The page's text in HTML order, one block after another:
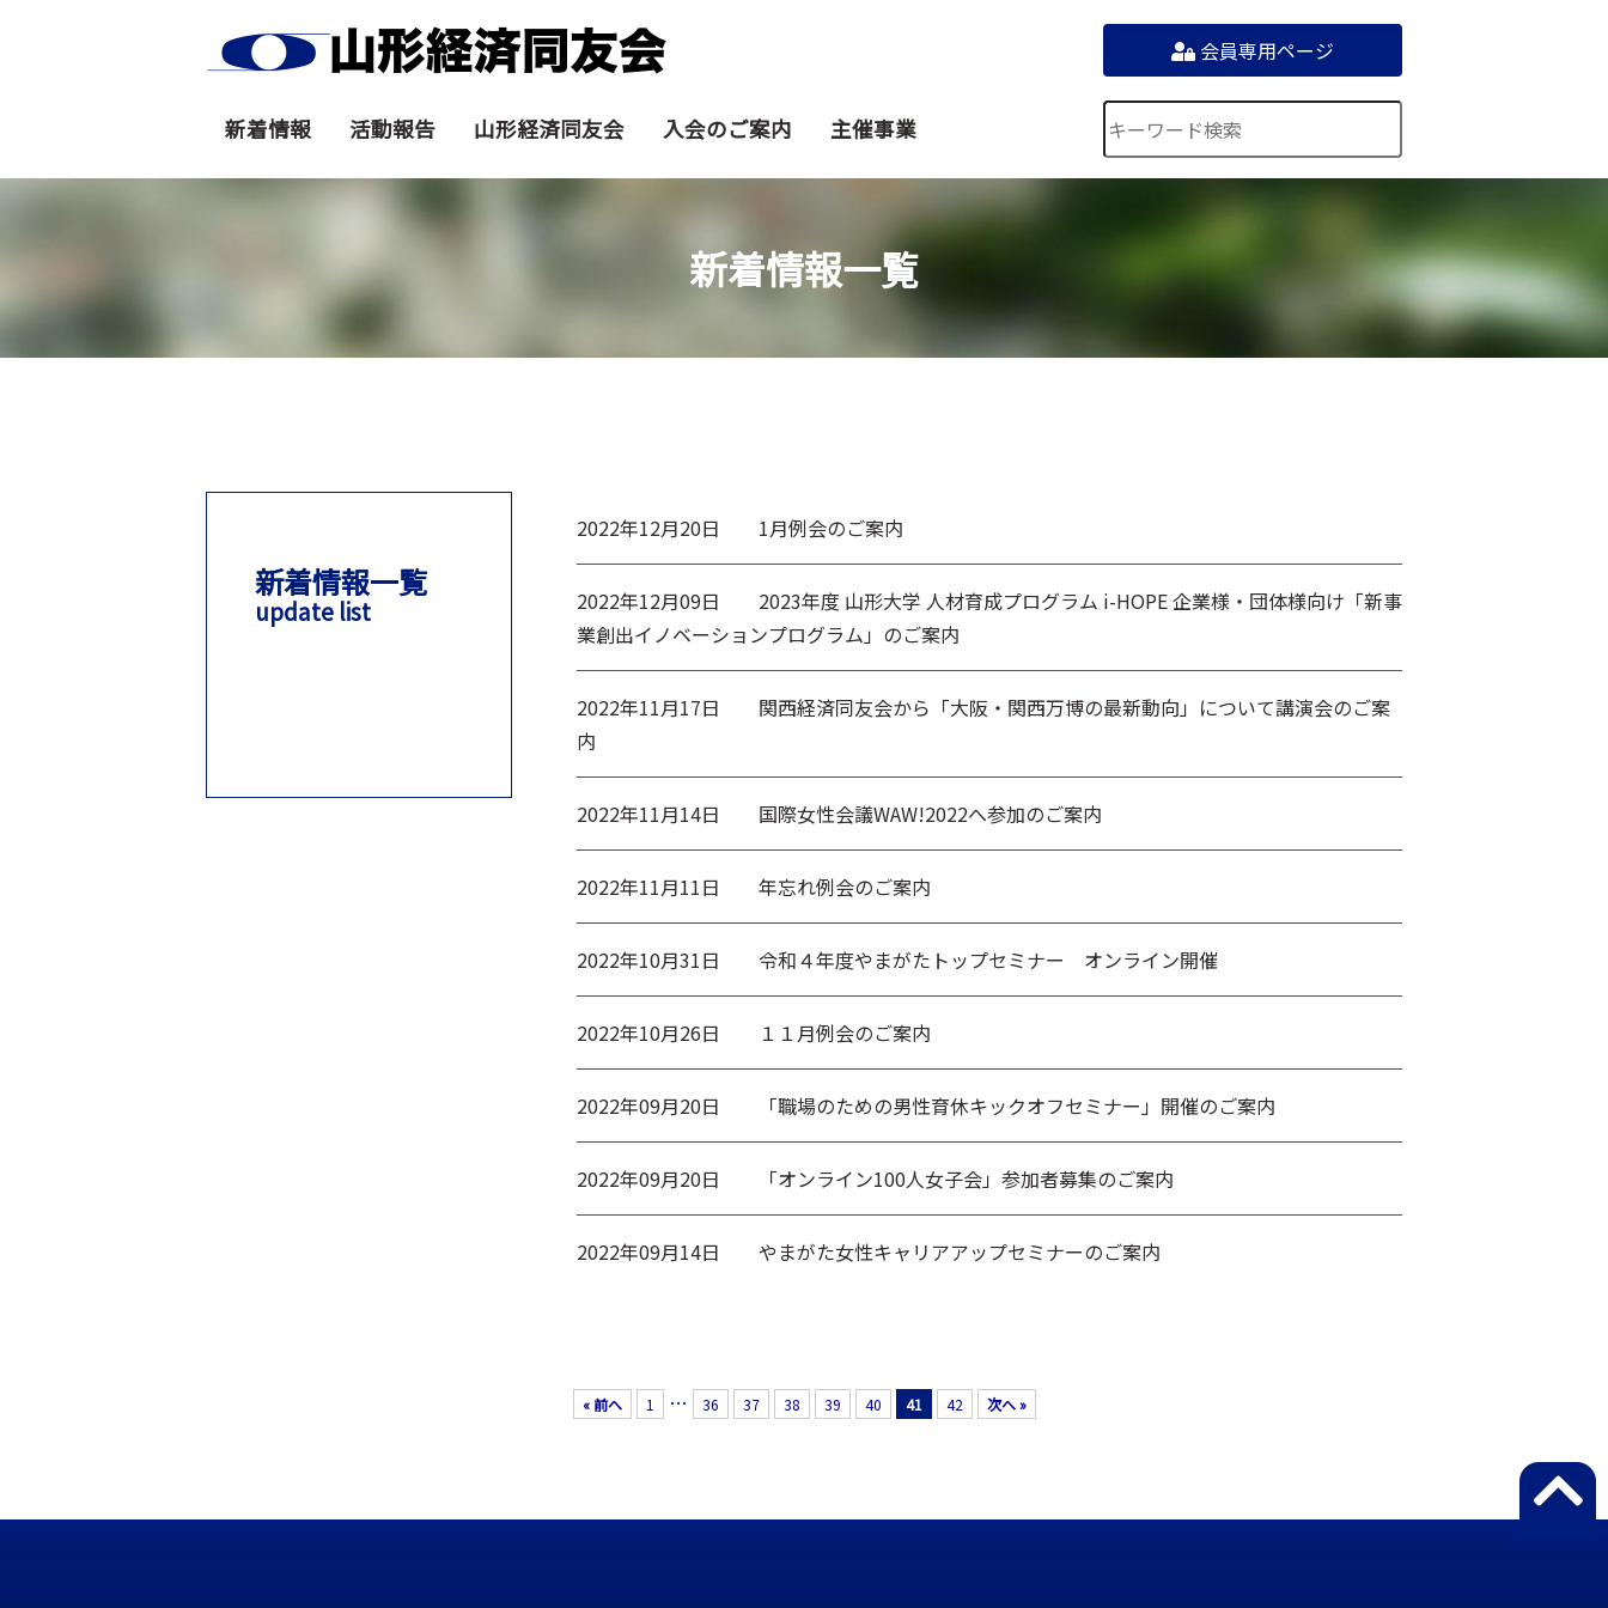
会員専用ページ
新着情報 活動報告 山形経済同友会 入会のご案内 主催事業
新着情報一覧
新着情報一覧
update list
2022年12月20日 1月例会のご案内
2022年12月09日
2023年度 山形大学 人材育成プログラム i-HOPE 企業様・団体様向け「新事
業創出イノベーションプログラム」のご案内
2022年11月17日
関西経済同友会から「大阪・関西万博の最新動向」について講演会のご案
内
2022年11月14日 国際女性会議WAW!2022へ参加のご案内
2022年11月11日 年忘れ例会のご案内
2022年10月31日 令和４年度やまがたトップセミナー オンライン開催
2022年10月26日 １１月例会のご案内
2022年09月20日 「職場のための男性育休キックオフセミナー」開催のご案内
2022年09月20日 「オンライン100人女子会」参加者募集のご案内
2022年09月14日 やまがた女性キャリアアップセミナーのご案内
« 前へ 1 … 36 37 38 39 40 41 42 次へ »